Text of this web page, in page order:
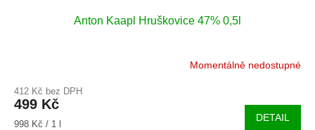
Anton Kaapl Hruškovice 47% 0,5l
Momentálně nedostupné
412 Kč bez DPH
499 Kč
Měrná
998 Kč / 1 l
DETAIL